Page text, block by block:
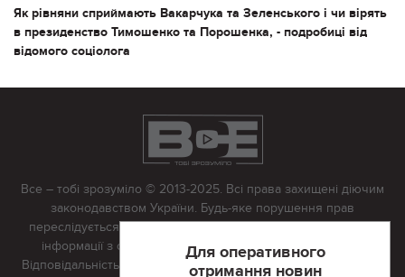
Як рівняни сприймають Вакарчука та Зеленського і чи вірять
в президенство Тимошенко та Порошенка, - подробиці від
відомого соціолога
Для оперативного
отримання новин
Все – тобі зрозуміло © 2013-2025. Всі права захищені діючим
законодавством України. Будь-яке порушення прав
переслідується в судовому порядку. Будь-яке відтворення
інформації з сайту тільки з письмово дозволу редакції.
Відповідальність за достовірність усіх матеріалів, розміщених